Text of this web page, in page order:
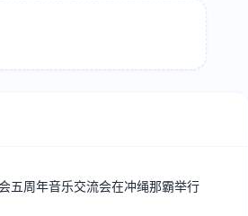
五周年音乐交流会在冲绳那霸举行